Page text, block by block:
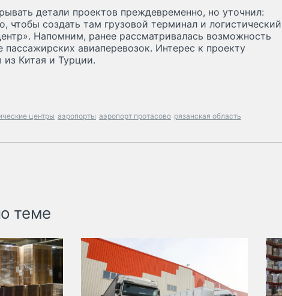
детали проектов преждевременно, но уточнил:
чтобы создать там грузовой терминал и логистический
Напомним, ранее рассматривалась возможность
пассажирских авиаперевозок. Интерес к проекту
из Китая и Турции.
центры аэропорты аэропорт протасово рязанская область
теме